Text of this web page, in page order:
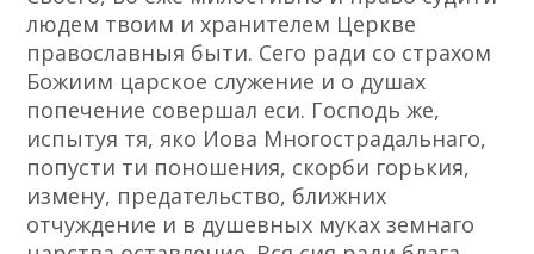
людем твоим и хранителем Церкве
православныя быти. Сего ради со страхом
Божиим царское служение и о душах
попечение совершал еси. Господь же,
испытуя тя, яко Иова Многострадальнаго,
попусти ти поношения, скорби горькия,
измену, предательство, ближних
отчуждение и в душевных муках земнаго